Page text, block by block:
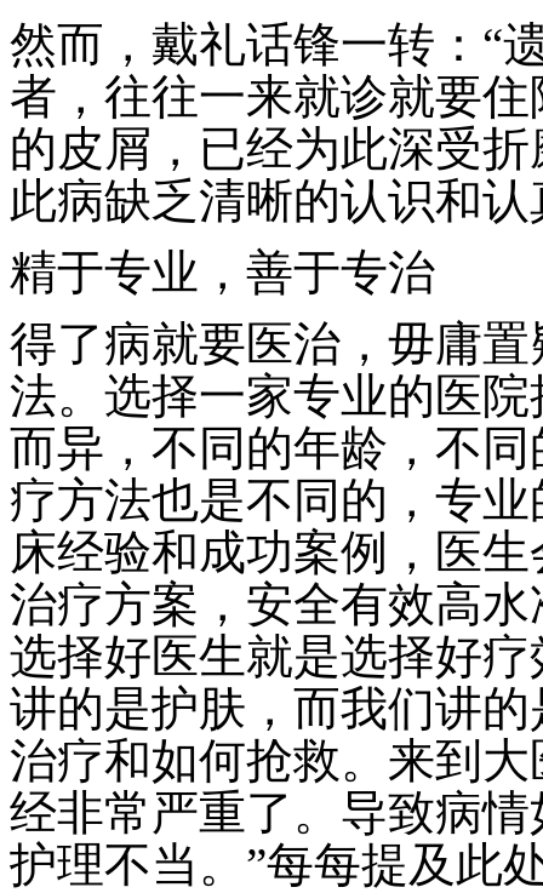
然而，戴礼话锋一转：“
者，往往一来就诊就要
的皮屑，已经为此深受
此病缺乏清晰的认识和认
精于专业，善于专治
得了病就要医治，毋庸
法。选择一家专业的医
而异，不同的年龄，不
疗方法也是不同的，专
床经验和成功案例，医
治疗方案，安全有效高水
选择好医生就是选择好
讲的是护肤，而我们讲的
治疗和如何抢救。来到
经非常严重了。导致病
护理不当。”每每提及此